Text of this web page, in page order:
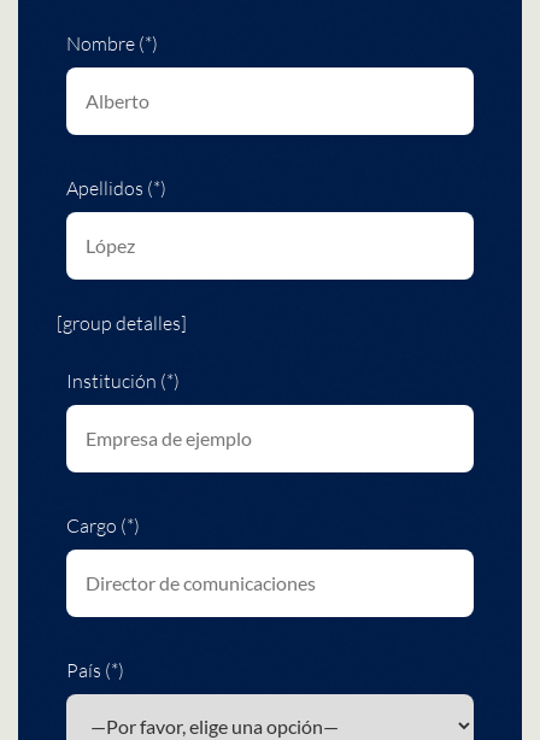
Nombre (*)
Apellidos (*)
[group detalles]
Institución (*)
Cargo (*)
País (*)